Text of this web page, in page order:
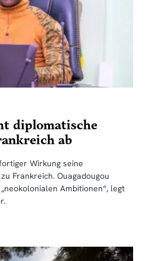
diplomatische
ab
Wirkung seine
Frankreich. Ouagadougou
Ambitionen“, legt